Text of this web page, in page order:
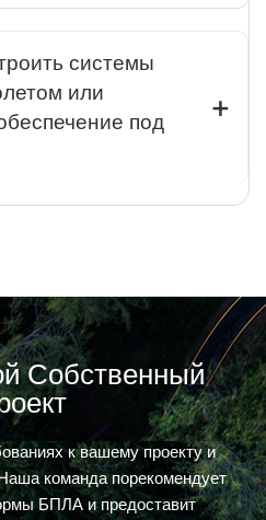
планера,
и оптимизацию
в соответствии с
системы
или
под
основного
рассматриваются в
индивидуально.
Собственный
к вашему проекту и
команда порекомендует
БПЛА и предоставит